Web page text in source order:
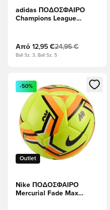
adidas ΠΟΔΟΣΦΑΙΡΟ
Champions League
Μωβ
Από 12,95 €24,95 €
Ball Sz. 3, Ball Sz. 5
Ανοίγει ένα Modal για να
Outlet
-50%
Nike ΠΟΔΟΣΦΑΙΡΟ
Mercurial Fade Max